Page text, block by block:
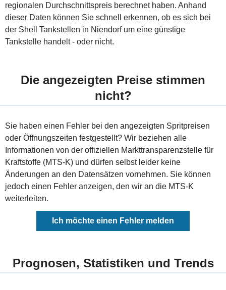
regionalen Durchschnittspreis berechnet haben. Anhand
dieser Daten können Sie schnell erkennen, ob es sich bei
der Shell Tankstellen in Niendorf um eine günstige
Tankstelle handelt - oder nicht.
Die angezeigten Preise stimmen
nicht?
Sie haben einen Fehler bei den angezeigten Spritpreisen
oder Öffnungszeiten festgestellt? Wir beziehen alle
Informationen von der offiziellen Markttransparenzstelle für
Kraftstoffe (MTS-K) und dürfen selbst leider keine
Änderungen an den Datensätzen vornehmen. Sie können
jedoch einen Fehler anzeigen, den wir an die MTS-K
weiterleiten.
Ich möchte einen Fehler melden
Prognosen, Statistiken und Trends